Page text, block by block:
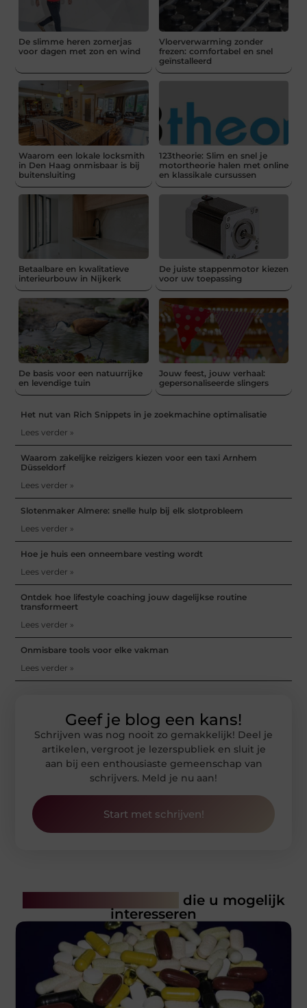
De slimme heren zomerjas
voor dagen met zon en wind
Vloerverwarming zonder
frezen: comfortabel en snel
geïnstalleerd
Waarom een lokale locksmith
in Den Haag onmisbaar is bij
buitensluiting
123theorie: Slim en snel je
motortheorie halen met online
en klassikale cursussen
Betaalbare en kwalitatieve
interieurbouw in Nijkerk
De juiste stappenmotor kiezen
voor uw toepassing
De basis voor een natuurrijke
en levendige tuin
Jouw feest, jouw verhaal:
gepersonaliseerde slingers
Het nut van Rich Snippets in je zoekmachine optimalisatie
Lees verder »
Waarom zakelijke reizigers kiezen voor een taxi Arnhem
Düsseldorf
Lees verder »
Slotenmaker Almere: snelle hulp bij elk slotprobleem
Lees verder »
Hoe je huis een onneembare vesting wordt
Lees verder »
Ontdek hoe lifestyle coaching jouw dagelijkse routine
transformeert
Lees verder »
Onmisbare tools voor elke vakman
Lees verder »
Geef je blog een kans!
Schrijven was nog nooit zo gemakkelijk! Deel je
artikelen, vergroot je lezerspubliek en sluit je
aan bij een enthousiaste gemeenschap van
schrijvers. Meld je nu aan!
Start met schrijven!
die u mogelijk
interesseren